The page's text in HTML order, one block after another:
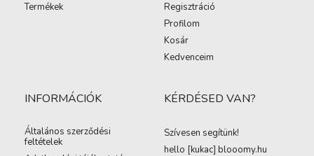
Termékek
Regisztráció
Profilom
Kosár
Kedvenceim
INFORMÁCIÓK
Általános szerződési
feltételek
KÉRDÉSED VAN?
Szívesen segítünk!
hello [kukac] blooomy.hu